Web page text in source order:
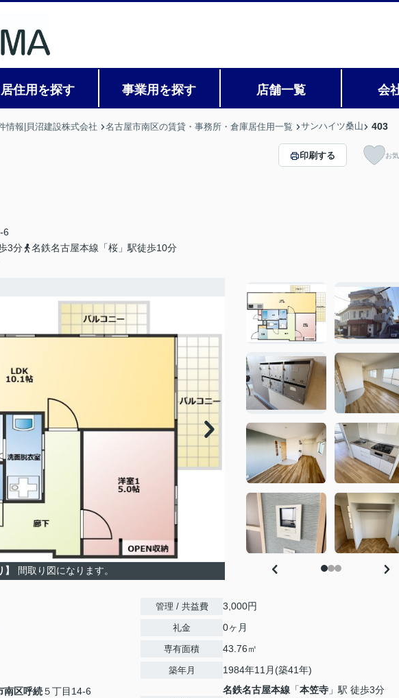
居住用を探す 事業用を探す 店舗一覧 会
情報|貝沼建設株式会社 名古屋市南区の賃貸・事務所・倉庫居住用一覧 サンハイツ桑山 403
6
3分
名鉄名古屋本線「桜」駅徒歩10分
印刷する お
間取り図になります。
南区呼続５丁目14-6
管理 / 共益費 3,000円
礼金 0ヶ月
専有面積 43.76㎡
築年月 1984年11月(築41年)
名鉄名古屋本線 「本笠寺 」駅 徒歩3分